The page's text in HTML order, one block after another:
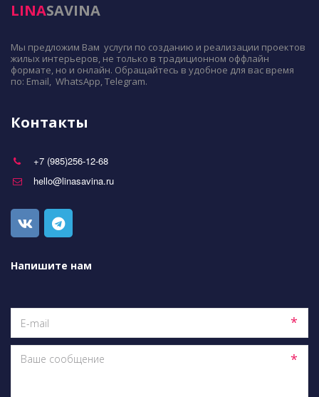
LINASAVINA
Мы предложим Вам  услуги по созданию и реализации проектов
жилых интерьеров, не только в традиционном оффлайн
формате, но и онлайн. Обращайтесь в удобное для вас время
по: Email,  WhatsApp, Telegram.
Контакты
+7 (985)256-12-68
hello@linasavina.ru
Напишите нам
*
*